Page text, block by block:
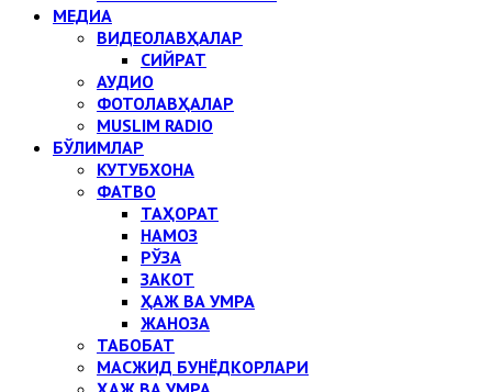
МЕДИА
ВИДЕОЛАВҲАЛАР
СИЙРАТ
АУДИО
ФОТОЛАВҲАЛАР
MUSLIM RADIO
БЎЛИМЛАР
КУТУБХОНА
ФАТВО
ТАҲОРАТ
НАМОЗ
РЎЗА
ЗАКОТ
ҲАЖ ВА УМРА
ЖАНОЗА
ТАБОБАТ
МАСЖИД БУНЁДКОРЛАРИ